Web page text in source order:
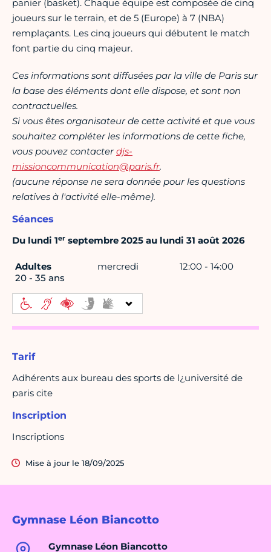
Gymnase Léon Biancotto
Gymnase Léon Biancotto
panier (basket). Chaque équipe est composée de cinq
joueurs sur le terrain, et de 5 (Europe) à 7 (NBA)
remplaçants. Les cinq joueurs qui débutent le match
font partie du cinq majeur.
Ces informations sont diffusées par la ville de Paris sur
la base des éléments dont elle dispose, et sont non
contractuelles.
Si vous êtes organisateur de cette activité et que vous
souhaitez compléter les informations de cette fiche,
vous pouvez contacterdjs-
missioncommunication@paris.fr.
(aucune réponse ne sera donnée pour les questions
relatives à l'activité elle-même).
Séances
Du lundi 1er septembre 2025 au lundi 31 août 2026
Adultes
20 - 35 ans
mercredi 12:00 - 14:00
Tarif
Adhérents aux bureau des sports de l¿université de
paris cite
Inscription
Inscriptions
Mise à jour le 18/09/2025